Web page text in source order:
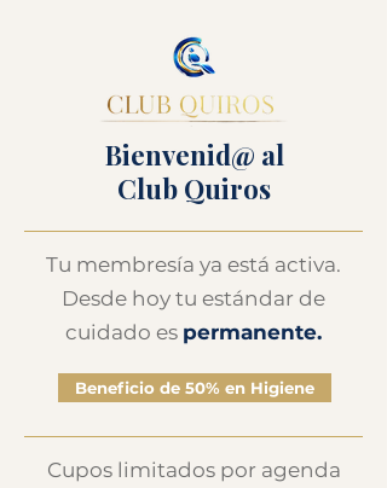
Bienvenid@ al
Club Quiros
Tu membresía ya está activa.
Desde hoy tu estándar de
cuidado es permanente.
Beneficio de 50% en Higiene
Cupos limitados por agenda